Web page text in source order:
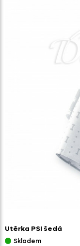
Utěrka PSI šedá
Skladem